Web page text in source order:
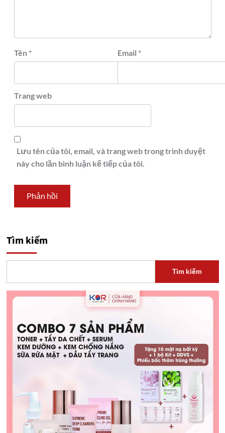
Tên * Email *
Trang web
Lưu tên của tôi, email, và trang web trong trình duyệt
này cho lần bình luận kế tiếp của tôi.
Tìm kiếm
Tìm kiếm